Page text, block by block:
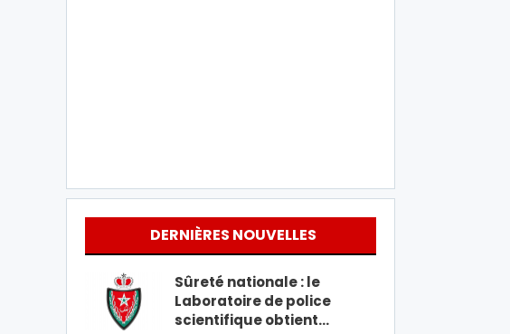
DERNIÈRES NOUVELLES
Sûreté nationale : le
Laboratoire de police
scientifique obtient…